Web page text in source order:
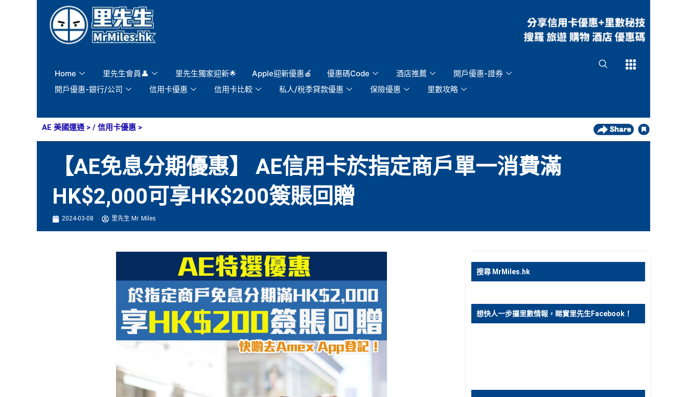
Home 里先生會員👤 里先生獨家迎新🌟 Apple迎新優惠🍎 優惠碼Code 酒店推薦
開戶優惠-證券
開戶優惠-銀行/公司
信用卡優惠 信用卡比較 私人/稅季貸款優惠 保險優惠 里數攻略
Open
AE 美國運通 > / 信用卡優惠 >
【AE免息分期優惠】 AE信用卡於指定商戶單一消費滿
HK$2,000可享HK$200簽賬回贈
2024-03-08 里先生 Mr. Miles
搜尋 MrMiles.hk
想快人一步攞里數情報，睇實里先生Facebook！